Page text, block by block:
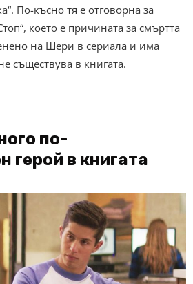
По-късно тя е отговорна за
което е причината за смъртта
на Шери в сериала и има
съществува в книгата.
по-
герой в книгата